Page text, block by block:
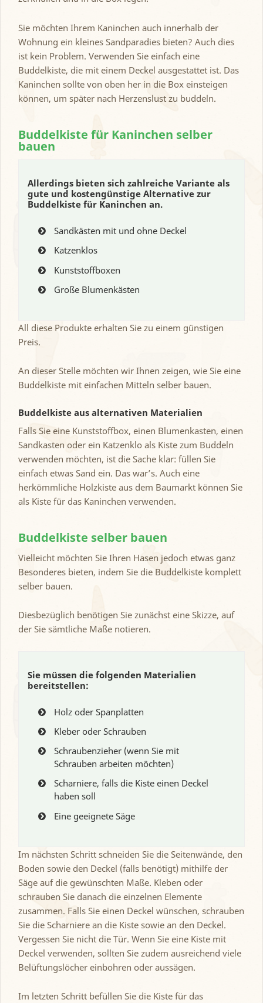
Sie möchten Ihrem Kaninchen auch innerhalb der
Wohnung ein kleines Sandparadies bieten? Auch dies
ist kein Problem. Verwenden Sie einfach eine
Buddelkiste, die mit einem Deckel ausgestattet ist. Das
Kaninchen sollte von oben her in die Box einsteigen
können, um später nach Herzenslust zu buddeln.
Buddelkiste für Kaninchen selber
bauen
Allerdings bieten sich zahlreiche Variante als
gute und kostengünstige Alternative zur
Buddelkiste für Kaninchen an.
Sandkästen mit und ohne Deckel
Katzenklos
Kunststoffboxen
Große Blumenkästen
All diese Produkte erhalten Sie zu einem günstigen
Preis.
An dieser Stelle möchten wir Ihnen zeigen, wie Sie eine
Buddelkiste mit einfachen Mitteln selber bauen.
Buddelkiste aus alternativen Materialien
Falls Sie eine Kunststoffbox, einen Blumenkasten, einen
Sandkasten oder ein Katzenklo als Kiste zum Buddeln
verwenden möchten, ist die Sache klar: füllen Sie
einfach etwas Sand ein. Das war’s. Auch eine
herkömmliche Holzkiste aus dem Baumarkt können Sie
als Kiste für das Kaninchen verwenden.
Buddelkiste selber bauen
Vielleicht möchten Sie Ihren Hasen jedoch etwas ganz
Besonderes bieten, indem Sie die Buddelkiste komplett
selber bauen.
Diesbezüglich benötigen Sie zunächst eine Skizze, auf
der Sie sämtliche Maße notieren.
Sie müssen die folgenden Materialien
bereitstellen:
Holz oder Spanplatten
Kleber oder Schrauben
Schraubenzieher (wenn Sie mit
Schrauben arbeiten möchten)
Scharniere, falls die Kiste einen Deckel
haben soll
Eine geeignete Säge
Im nächsten Schritt schneiden Sie die Seitenwände, den
Boden sowie den Deckel (falls benötigt) mithilfe der
Säge auf die gewünschten Maße. Kleben oder
schrauben Sie danach die einzelnen Elemente
zusammen. Falls Sie einen Deckel wünschen, schrauben
Sie die Scharniere an die Kiste sowie an den Deckel.
Vergessen Sie nicht die Tür. Wenn Sie eine Kiste mit
Deckel verwenden, sollten Sie zudem ausreichend viele
Belüftungslöcher einbohren oder aussägen.
Im letzten Schritt befüllen Sie die Kiste für das